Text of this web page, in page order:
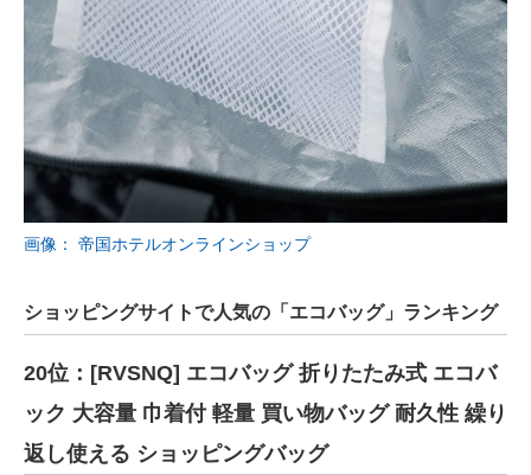
画像： 帝国ホテルオンラインショップ
ショッピングサイトで人気の「エコバッグ」ランキング
20位：[RVSNQ] エコバッグ 折りたたみ式 エコバ
ック 大容量 巾着付 軽量 買い物バッグ 耐久性 繰り
返し使える ショッピングバッグ